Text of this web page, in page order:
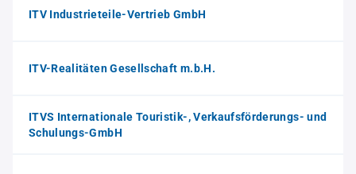
ITV Industrieteile-Vertrieb GmbH
ITV-Realitäten Gesellschaft m.b.H.
ITVS Internationale Touristik-, Verkaufsförderungs- und
Schulungs-GmbH